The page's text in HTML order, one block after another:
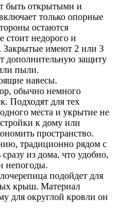
быть открытыми и
только опорные
остаются
стоит недорого и
Закрытые имеют 2 или 3
дополнительную защиту
пыли.
навесы.
обычно немного
Подходят для тех
места и укрытие не
к дому или
пространство.
традиционно рядом с
из дома, что удобно,
непогоды.
подойдет для
крыш. Материал
для округлой кровли он